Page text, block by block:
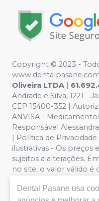
Copyright © 2023 -
Oliveira LTDA |
Andrade e Silva, 1221 -
CEP 15400-352 |
ANVISA -
Responsável
| Política de
ilustrativas - Os preços
sujeitos a alterações.
no site, o valor válido é
direito de não atender
Dental Pasane usa